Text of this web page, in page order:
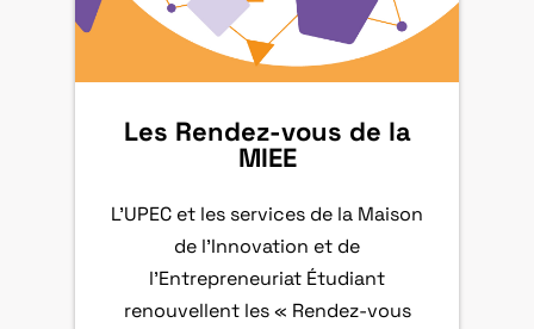
Les Rendez-vous de la
MIEE
L’UPEC et les services de la Maison
de l’Innovation et de
l’Entrepreneuriat Étudiant
renouvellent les « Rendez-vous